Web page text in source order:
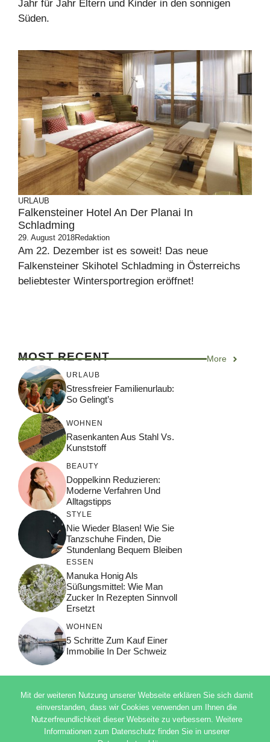
Jahr für Jahr Eltern und Kinder in den sonnigen
Süden.
URLAUB
Falkensteiner Hotel An Der Planai In
Schladming
29. August 2018Redaktion
Am 22. Dezember ist es soweit! Das neue
Falkensteiner Skihotel Schladming in Österreichs
beliebtester Wintersportregion eröffnet!
MOST RECENT More
URLAUB
Stressfreier Familienurlaub:
So Gelingt’s
WOHNEN
Rasenkanten Aus Stahl Vs.
Kunststoff
BEAUTY
Doppelkinn Reduzieren:
Moderne Verfahren Und
Alltagstipps
STYLE
Nie Wieder Blasen! Wie Sie
Tanzschuhe Finden, Die
Stundenlang Bequem Bleiben
ESSEN
Manuka Honig Als
Süßungsmittel: Wie Man
Zucker In Rezepten Sinnvoll
Ersetzt
WOHNEN
5 Schritte Zum Kauf Einer
Immobilie In Der Schweiz
DATENSCHUTZERKLÄRUNG
IMPRESSUM
Mit der weiteren Nutzung unserer Webseite erklären Sie sich damit
einverstanden, dass wir Cookies verwenden um Ihnen die
Nutzerfreundlichkeit dieser Webseite zu verbessern. Weitere
Informationen zum Datenschutz finden Sie in unserer